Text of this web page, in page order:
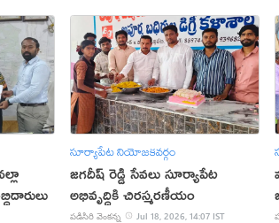
సూర్యాపేట నియోజకవర్గం
జగదీష్ రెడ్డి సేవలు సూర్యాపేట
అభివృద్ధికి చిరస్మరణీయం
పడిసిరి వెంకన్న Jul 18, 2026, 14:07 IST